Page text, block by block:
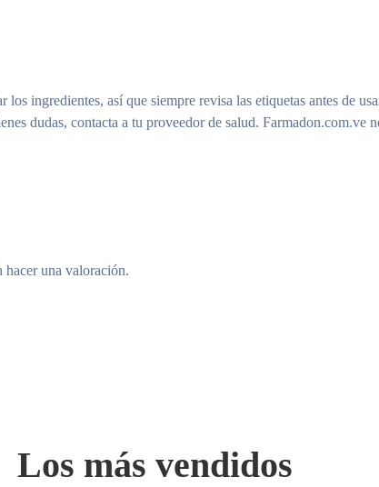
los ingredientes, así que siempre revisa las etiquetas antes de
dudas, contacta a tu proveedor de salud. Farmadon.com.ve
hacer una valoración.
Los más vendidos